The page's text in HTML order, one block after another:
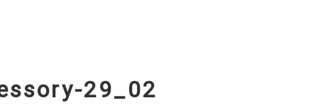
29_02